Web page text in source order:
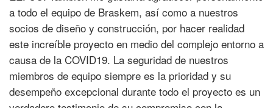
a todo el equipo de Braskem, así como a nuestros
socios de diseño y construcción, por hacer realidad
este increíble proyecto en medio del complejo entorno a
causa de la COVID19. La seguridad de nuestros
miembros de equipo siempre es la prioridad y su
desempeño excepcional durante todo el proyecto es un